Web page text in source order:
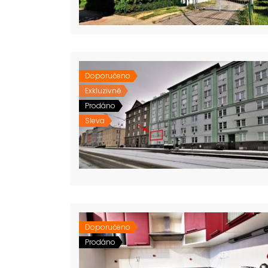
Doporučeno
Exkluzivně
Prodáno
Sleva
Doporučeno
Prodáno